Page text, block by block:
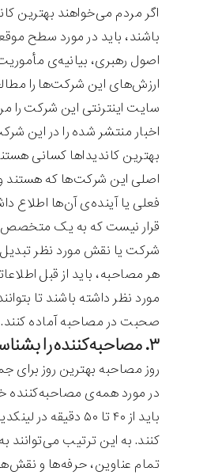
اگر مردم می‌خواهند بهترین
باشند، باید در مورد سطح
اصول رهبری، بیانیه‌ی
ارزش‌های این شرکت‌ها را
سایت اینترنتی این شرکت را
اخبار منتشر شده را در این
بهترین کاندیداها کسانی
اصلی این شرکت‌ها که هستند
فعلی یا آینده‌ی آن‌ها اطلاع
قرار نیست که به یک متخصص
شرکت یا نقش مورد نظر تبدیل
هر مصاحبه، باید از قبل
مورد نظر داشته باشند تا
صحبت در مصاحبه آماده کنند.
۳. مصاحبه‌کننده را بشناسید
روز مصاحبه بهترین روز برای
در مورد همه‌ی مصاحبه‌کننده
باید از ۴۰ تا ۵۰
کنند. به این ترتیب می‌توانند
تمام عناوین، حرفه‌ها و